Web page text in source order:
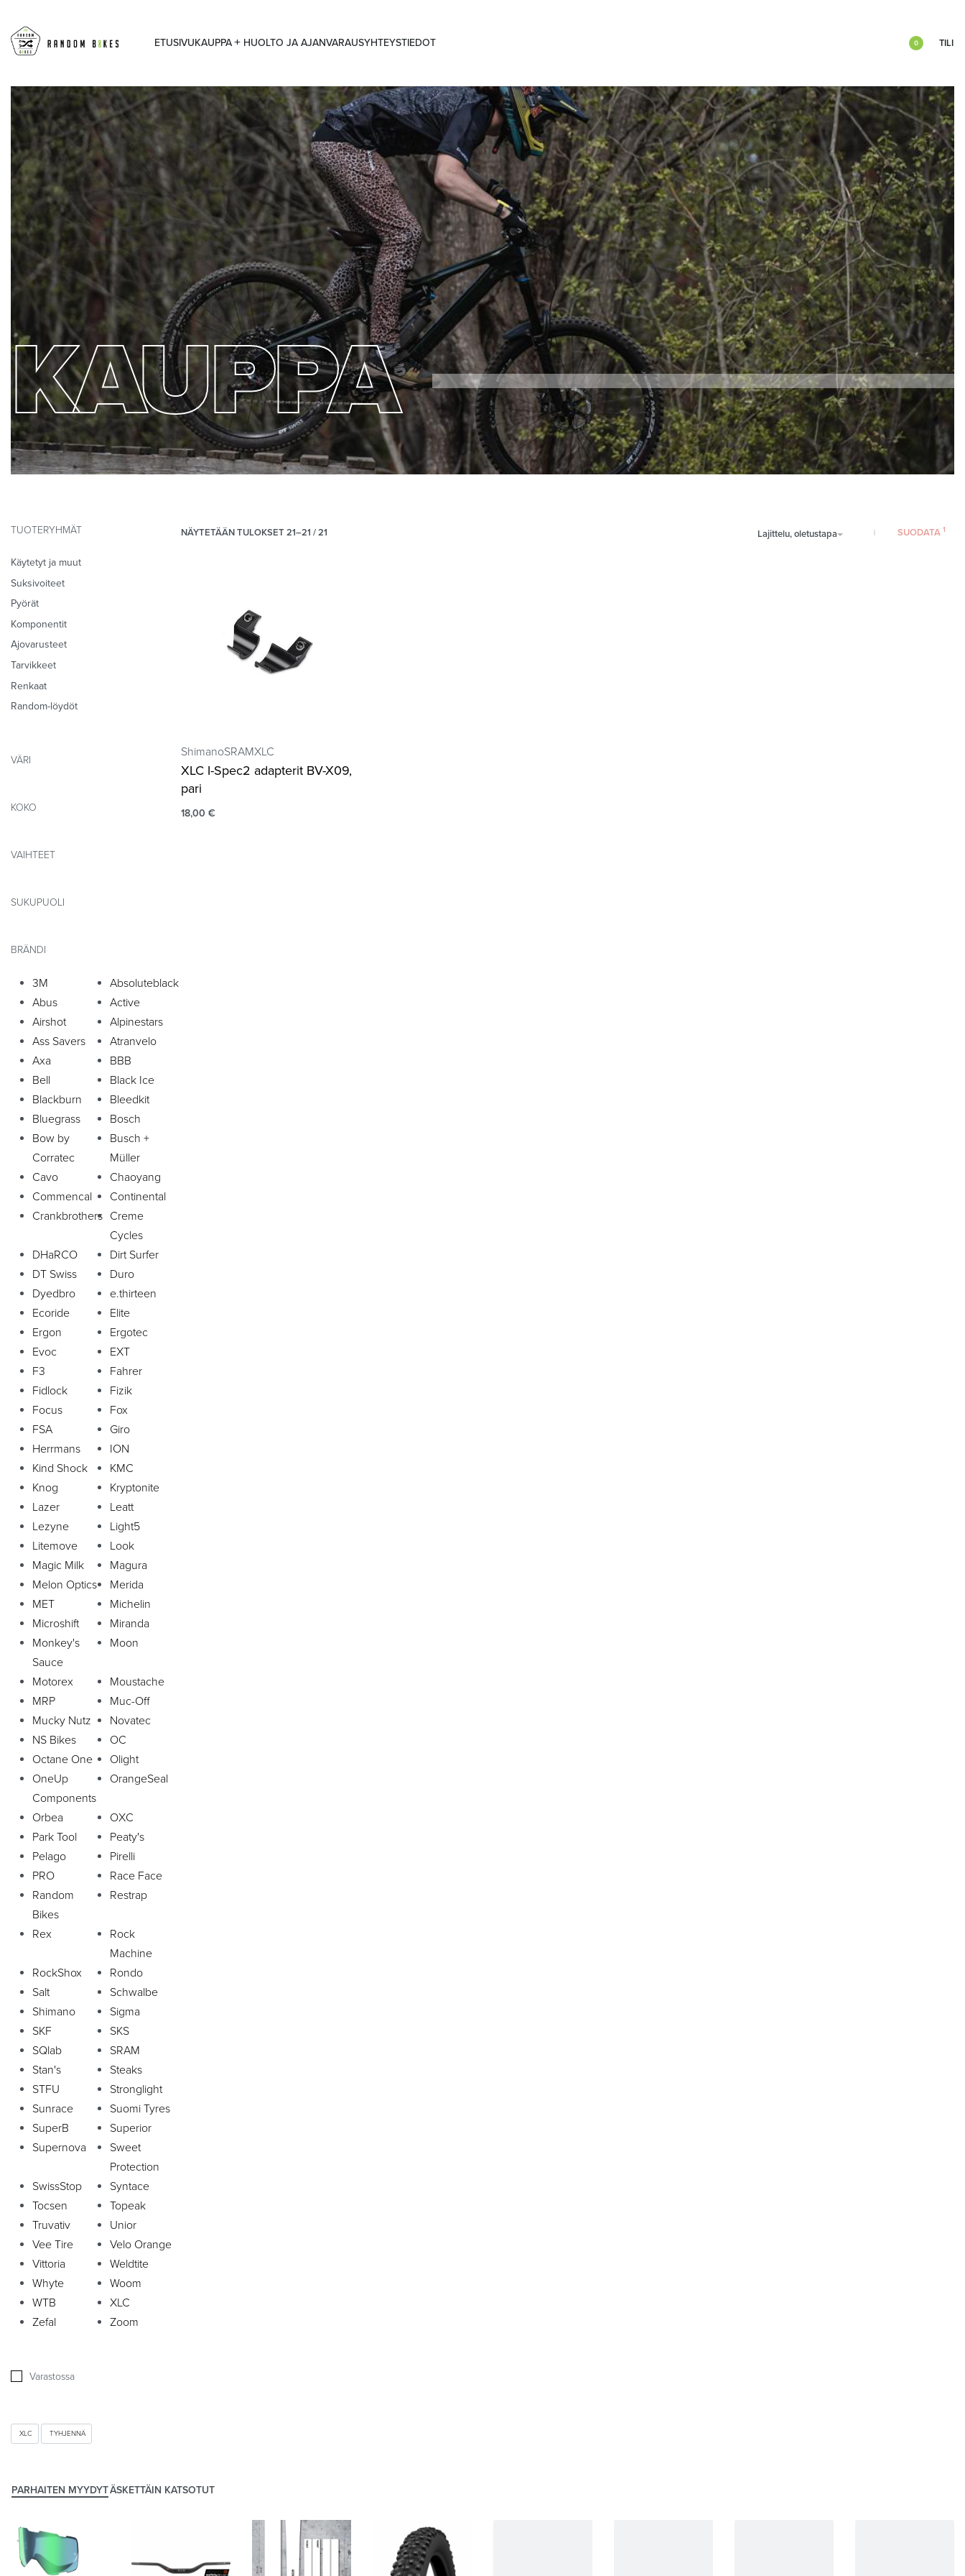
ETUSIVUKAUPPA HUOLTO JA AJANVARAUSYHTEYSTIEDOT 0 TILI
KAUPPA
TUOTERYHMÄT
Käytetyt ja muut
Suksivoiteet
Pyörät
Komponentit
Ajovarusteet
Tarvikkeet
Renkaat
Random-löydöt
VÄRI
KOKO
VAIHTEET
SUKUPUOLI
BRÄNDI
3M
Absoluteblack
Abus
Active
Airshot
Alpinestars
Ass Savers
Atranvelo
Axa
BBB
Bell
Black Ice
Blackburn
Bleedkit
Bluegrass
Bosch
Bow by
Corratec
Busch +
Müller
Cavo
Chaoyang
Commencal
Continental
Crankbrothers Creme
Cycles
DHaRCO
Dirt Surfer
DT Swiss
Duro
Dyedbro
e.thirteen
Ecoride
Elite
Ergon
Ergotec
Evoc
EXT
F3
Fahrer
Fidlock
Fizik
Focus
Fox
FSA
Giro
Herrmans
ION
Kind Shock
KMC
Knog
Kryptonite
Lazer
Leatt
Lezyne
Light5
Litemove
Look
Magic Milk
Magura
Melon Optics
Merida
MET
Michelin
Microshift
Miranda
Monkey's
Sauce
Moon
Motorex
Moustache
MRP
Muc-Off
Mucky Nutz
Novatec
NS Bikes
OC
Octane One
Olight
OneUp
Components
OrangeSeal
Orbea
OXC
Park Tool
Peaty's
Pelago
Pirelli
PRO
Race Face
Random
Bikes
Restrap
Rex
Rock
Machine
RockShox
Rondo
Salt
Schwalbe
Shimano
Sigma
SKF
SKS
SQlab
SRAM
Stan's
Steaks
STFU
Stronglight
Sunrace
Suomi Tyres
SuperB
Superior
Supernova
Sweet
Protection
SwissStop
Syntace
Tocsen
Topeak
Truvativ
Unior
Vee Tire
Velo Orange
Vittoria
Weldtite
Whyte
Woom
WTB
XLC
Zefal
Zoom
Varastossa
XLC TYHJENNÄ
NÄYTETÄÄN TULOKSET 21–21 / 21 Lajittelu, oletustapa SUODATA
ShimanoSRAMXLC
XLC I-Spec2 adapterit BV-X09,
pari
18,00 €
PARHAITEN MYYDYTÄSKETTÄIN KATSOTUT